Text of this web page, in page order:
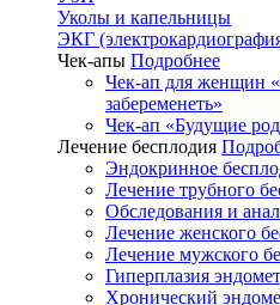
Уколы и капельницы
ЭКГ
Чек-апы Подробнее
Чек-ап для женщин
забеременеть»
Чек-ап «Будущие
Лечение бесплодия
Эндокринное
Лечение трубного
Обследования и
Лечение женского
Лечение мужского
Гиперплазия
Хронический